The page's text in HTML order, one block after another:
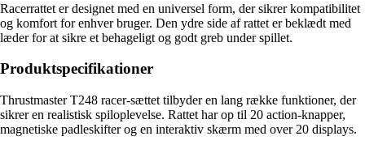
Racerrattet er designet med en universel form, der sikrer kompatibilitet
og komfort for enhver bruger. Den ydre side af rattet er beklædt med
læder for at sikre et behageligt og godt greb under spillet.
Produktspecifikationer
Thrustmaster T248 racer-sættet tilbyder en lang række funktioner, der
sikrer en realistisk spiloplevelse. Rattet har op til 20 action-knapper,
magnetiske padleskifter og en interaktiv skærm med over 20 displays.